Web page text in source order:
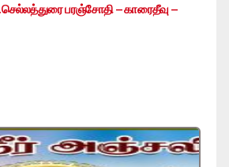
பரஞ்சோதி – காரைதீவு –